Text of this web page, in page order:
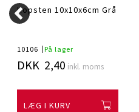
Kopsten 10x10x6cm Grå
10106 På lager
DKK 2,40 inkl. moms
LÆG I KURV